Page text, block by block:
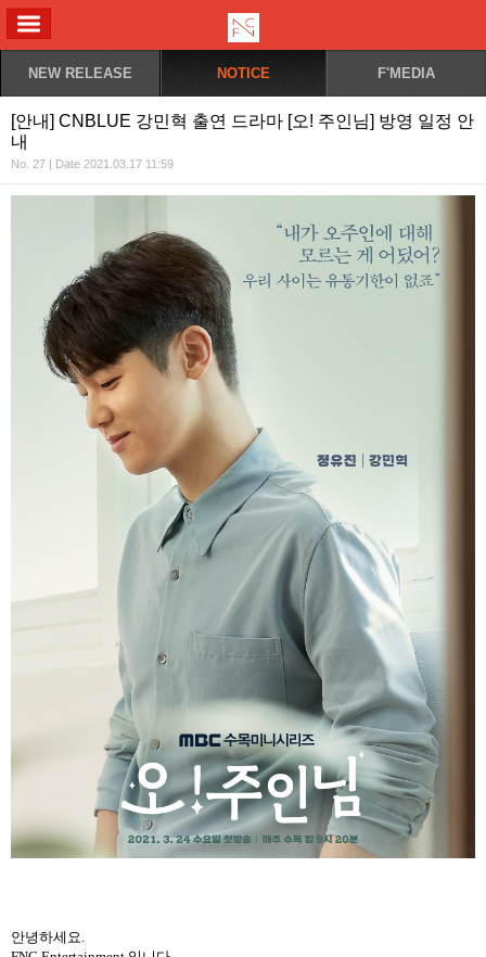
NEW RELEASE NOTICE F'MEDIA
[안내] CNBLUE 강민혁 출연 드라마 [오! 주인님] 방영 일정 안
내
No. 27 | Date 2021.03.17 11:59
안녕하세요.